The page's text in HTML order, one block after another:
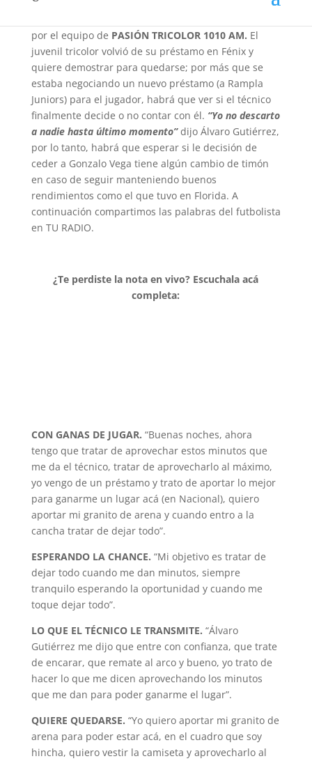
merecedor del premio
por el equipo de PASIÓN TRICOLOR 1010 AM. El
juvenil tricolor volvió de su préstamo en Fénix y
quiere demostrar para quedarse; por más que se
estaba negociando un nuevo préstamo (a Rampla
Juniors) para el jugador, habrá que ver si el técnico
finalmente decide o no contar con él. “Yo no descarto
a nadie hasta último momento”dijo Álvaro Gutiérrez,
por lo tanto, habrá que esperar si le decisión de
ceder a Gonzalo Vega tiene algún cambio de timón
en caso de seguir manteniendo buenos
rendimientos como el que tuvo en Florida. A
continuación compartimos las palabras del futbolista
en TU RADIO.
¿Te perdiste la nota en vivo? Escuchala acá
completa:
CON GANAS DE JUGAR. “Buenas noches, ahora
tengo que tratar de aprovechar estos minutos que
me da el técnico, tratar de aprovecharlo al máximo,
yo vengo de un préstamo y trato de aportar lo mejor
para ganarme un lugar acá (en Nacional), quiero
aportar mi granito de arena y cuando entro a la
cancha tratar de dejar todo”.
ESPERANDO LA CHANCE. “Mi objetivo es tratar de
dejar todo cuando me dan minutos, siempre
tranquilo esperando la oportunidad y cuando me
toque dejar todo”.
LO QUE EL TÉCNICO LE TRANSMITE. “Álvaro
Gutiérrez me dijo que entre con confianza, que trate
de encarar, que remate al arco y bueno, yo trato de
hacer lo que me dicen aprovechando los minutos
que me dan para poder ganarme el lugar”.
QUIERE QUEDARSE. “Yo quiero aportar mi granito de
arena para poder estar acá, en el cuadro que soy
hincha, quiero vestir la camiseta y aprovecharlo al